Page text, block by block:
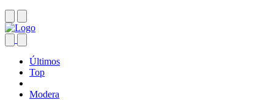
Últimos
Top
Modera